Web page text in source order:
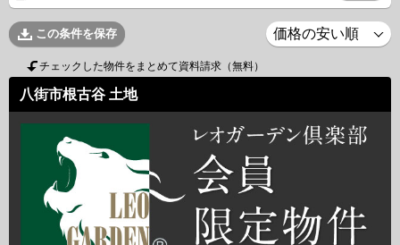
この条件を保存
チェックした物件をまとめて資料請求（無料）
八街市根古谷 土地